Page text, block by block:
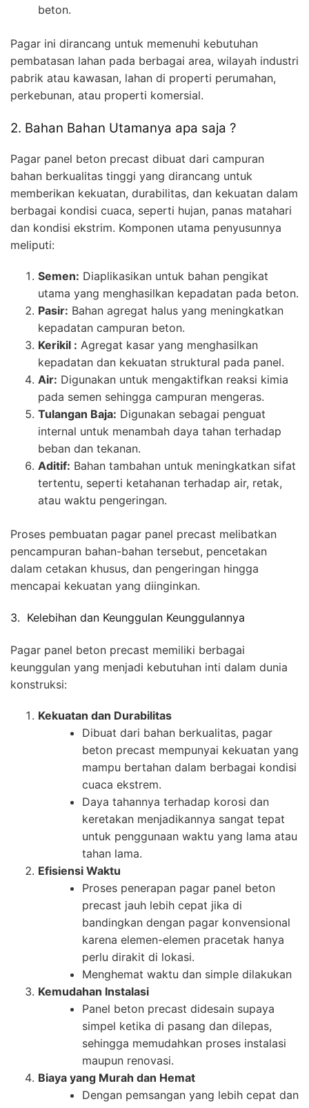
beton.
Pagar ini dirancang untuk memenuhi kebutuhan
pembatasan lahan pada berbagai area, wilayah industri
pabrik atau kawasan, lahan di properti perumahan,
perkebunan, atau properti komersial.
2. Bahan Bahan Utamanya apa saja ?
Pagar panel beton precast dibuat dari campuran
bahan berkualitas tinggi yang dirancang untuk
memberikan kekuatan, durabilitas, dan kekuatan dalam
berbagai kondisi cuaca, seperti hujan, panas matahari
dan kondisi ekstrim. Komponen utama penyusunnya
meliputi:
Semen: Diaplikasikan untuk bahan pengikat
utama yang menghasilkan kepadatan pada beton.
Pasir: Bahan agregat halus yang meningkatkan
kepadatan campuran beton.
Kerikil : Agregat kasar yang menghasilkan
kepadatan dan kekuatan struktural pada panel.
Air: Digunakan untuk mengaktifkan reaksi kimia
pada semen sehingga campuran mengeras.
Tulangan Baja: Digunakan sebagai penguat
internal untuk menambah daya tahan terhadap
beban dan tekanan.
Aditif: Bahan tambahan untuk meningkatkan sifat
tertentu, seperti ketahanan terhadap air, retak,
atau waktu pengeringan.
Proses pembuatan pagar panel precast melibatkan
pencampuran bahan-bahan tersebut, pencetakan
dalam cetakan khusus, dan pengeringan hingga
mencapai kekuatan yang diinginkan.
3. Kelebihan dan Keunggulan Keunggulannya
Pagar panel beton precast memiliki berbagai
keunggulan yang menjadi kebutuhan inti dalam dunia
konstruksi:
Kekuatan dan Durabilitas
Dibuat dari bahan berkualitas, pagar
beton precast mempunyai kekuatan yang
mampu bertahan dalam berbagai kondisi
cuaca ekstrem.
Daya tahannya terhadap korosi dan
keretakan menjadikannya sangat tepat
untuk penggunaan waktu yang lama atau
tahan lama.
Efisiensi Waktu
Proses penerapan pagar panel beton
precast jauh lebih cepat jika di
bandingkan dengan pagar konvensional
karena elemen-elemen pracetak hanya
perlu dirakit di lokasi.
Menghemat waktu dan simple dilakukan
Kemudahan Instalasi
Panel beton precast didesain supaya
simpel ketika di pasang dan dilepas,
sehingga memudahkan proses instalasi
maupun renovasi.
Biaya yang Murah dan Hemat
Dengan pemsangan yang lebih cepat dan